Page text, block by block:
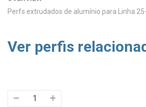
Perfs extrudados de alumínio para Linha
Ver perfis